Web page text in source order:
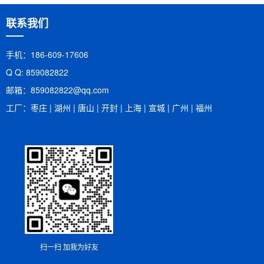
联系我们
手机：186-609-17606
Q Q: 859082822
邮箱：​859082822@qq.com
工厂：枣庄 | 湖州 | 唐山 | 开封 | 上海 | 宣城 | 广州 | 福州
扫一扫 加我为好友